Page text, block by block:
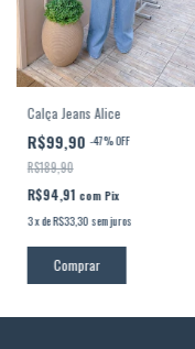
Calça Jeans Alice
R$99,90-47%OFF
R$189,90
R$94,91 com Pix
3xdeR$33,30 sem juros
Comprar